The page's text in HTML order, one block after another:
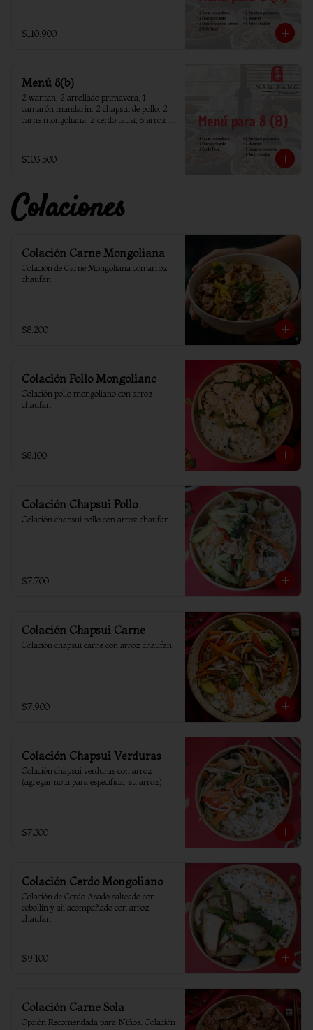
$110.900
Menú 8(b)
2 wantan, 2 arrollado primavera, 1
camarón mandarín, 2 chapsui de pollo, 2
carne mongoliana, 2 cerdo tausi, 8 arroz
$103.500
Colaciones
Colación Carne Mongoliana
Colación de Carne Mongoliana con arroz
chaufan
$8.200
Colación Pollo Mongoliano
Colación pollo mongoliano con arroz
chaufan
$8.100
Colación Chapsui Pollo
Colación chapsui pollo con arroz chaufan
$7.700
Colación Chapsui Carne
Colación chapsui carne con arroz chaufan
$7.900
Colación Chapsui Verduras
Colación chapsui verduras con arroz
(agregar nota para especificar su arroz).
$7.300
Colación Cerdo Mongoliano
Colación de Cerdo Asado salteado con
cebollín y ají acompañado con arroz
chaufan
$9.100
Colación Carne Sola
Opción Recomendada para Niños. Colación